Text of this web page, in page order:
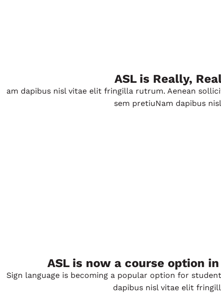
ASL is Really,
am dapibus nisl vitae elit fringilla rutrum. Aenean
sem pretiuNam dapibus
ASL is now a course option
Sign language is becoming a popular option for
dapibus nisl vitae elit